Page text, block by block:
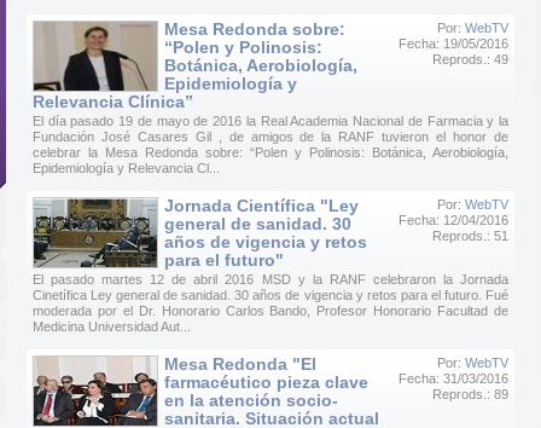
Por: WebTV
Fecha: 19/05/2016
Reprods.: 49
Mesa Redonda sobre:
“Polen y Polinosis:
Botánica, Aerobiología,
Epidemiología y
Relevancia Clínica”
El día pasado 19 de mayo de 2016 la Real Academia Nacional de Farmacia y la
Fundación José Casares Gil , de amigos de la RANF tuvieron el honor de
celebrar la Mesa Redonda sobre: “Polen y Polinosis: Botánica, Aerobiología,
Epidemiología y Relevancia Cl...
Por: WebTV
Fecha: 12/04/2016
Reprods.: 51
Jornada Científica "Ley
general de sanidad. 30
años de vigencia y retos
para el futuro"
El pasado martes 12 de abril 2016 MSD y la RANF celebraron la Jornada
Cinetífica Ley general de sanidad. 30 años de vigencia y retos para el futuro. Fué
moderada por el Dr. Honorario Carlos Bando, Profesor Honorario Facultad de
Medicina Universidad Aut...
Por: WebTV
Fecha: 31/03/2016
Reprods.: 89
Mesa Redonda "El
farmacéutico pieza clave
en la atención socio-
sanitaria. Situación actual